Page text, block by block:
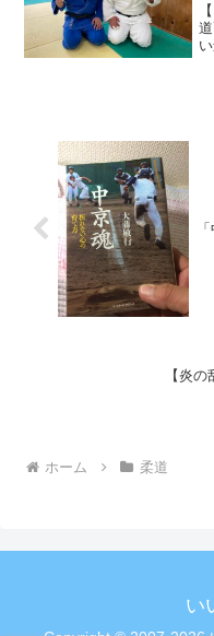
【炎の
ホーム 柔道
い